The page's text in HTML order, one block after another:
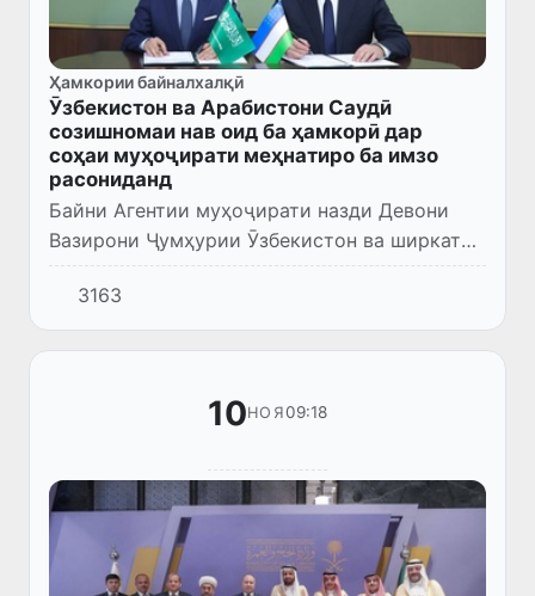
Ҳамкории байналхалқӣ
Ӯзбекистон ва Арабистони Саудӣ
созишномаи нав оид ба ҳамкорӣ дар
соҳаи муҳоҷирати меҳнатиро ба имзо
расониданд
Байни Агентии муҳоҷирати назди Девони
Вазирони Ҷумҳурии Ӯзбекистон ва ширкати
саудии Health Resources Company (HRCO)
созишномаи муҳим ба имзо расид, ки ба
ташкили ҷойҳои кори қонун...
3163
10НОЯ09:18